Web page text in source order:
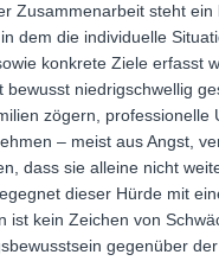
Zusammenarbeit steht ein
dem die individuelle
konkrete Ziele erfasst
bewusst niedrigschwellig
zögern, professionelle
– meist aus Angst,
dass sie alleine nicht
dieser Hürde mit
ist kein Zeichen von
gegenüber